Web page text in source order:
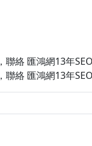
，聯絡 匯鴻網13年
，聯絡 匯鴻網13年